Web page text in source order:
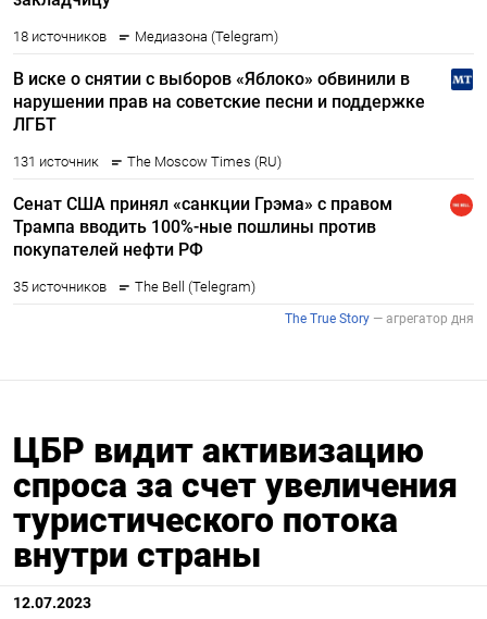
ЦБР видит активизацию
спроса за счет увеличения
туристического потока
внутри страны
12.07.2023